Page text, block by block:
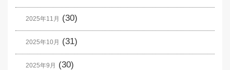
2025年11月 (30)
2025年10月 (31)
2025年9月 (30)